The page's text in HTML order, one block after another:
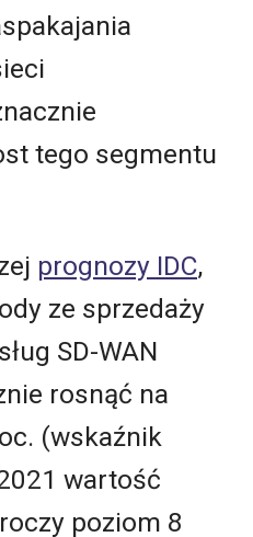
tego segmentu
prognozy IDC,
ze sprzedaży
SD-WAN
rosnąć na
(wskaźnik
wartość
poziom 8